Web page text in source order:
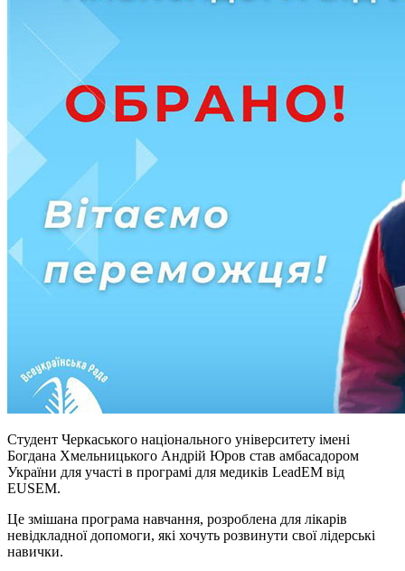
Студент Черкаського національного університету імені
Богдана Хмельницького Андрій Юров став амбасадором
України для участі в програмі для медиків LeadEM від
EUSEM.
Це змішана програма навчання, розроблена для лікарів
невідкладної допомоги, які хочуть розвинути свої лідерські
навички.